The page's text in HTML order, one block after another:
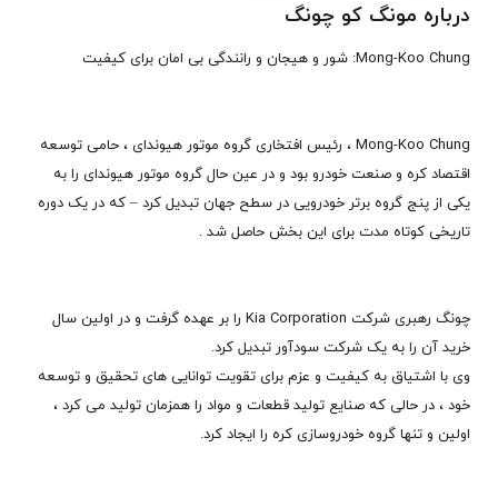
درباره مونگ کو چونگ
Mong-Koo Chung: شور و هیجان و رانندگی بی امان برای کیفیت
Mong-Koo Chung ، رئیس افتخاری گروه موتور هیوندای ، حامی توسعه
اقتصاد کره و صنعت خودرو بود و در عین حال گروه موتور هیوندای را به
یکی از پنج گروه برتر خودرویی در سطح جهان تبدیل کرد – که در یک دوره
تاریخی کوتاه مدت برای این بخش حاصل شد .
چونگ رهبری شرکت Kia Corporation را بر عهده گرفت و در اولین سال
خرید آن را به یک شرکت سودآور تبدیل کرد.
وی با اشتیاق به کیفیت و عزم برای تقویت توانایی های تحقیق و توسعه
خود ، در حالی که صنایع تولید قطعات و مواد را همزمان تولید می کرد ،
اولین و تنها گروه خودروسازی کره را ایجاد کرد.